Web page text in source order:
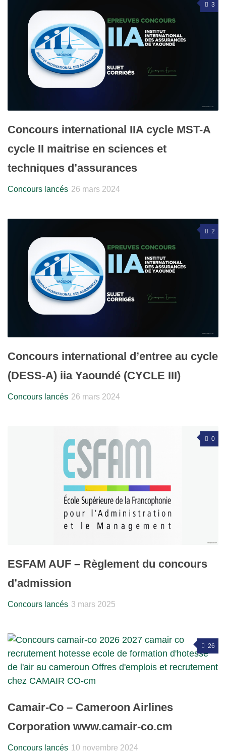
3
Concours international IIA cycle MST-A
cycle II maitrise en sciences et
techniques d’assurances
Concours lancés 26 mars 2024
2
Concours international d’entree au cycle
(DESS-A) iia Yaoundé (CYCLE III)
Concours lancés 26 mars 2024
0
ESFAM AUF – Règlement du concours
d’admission
Concours lancés 3 mars 2025
26
Camair-Co – Cameroon Airlines
Corporation www.camair-co.cm
Concours lancés 10 novembre 2024